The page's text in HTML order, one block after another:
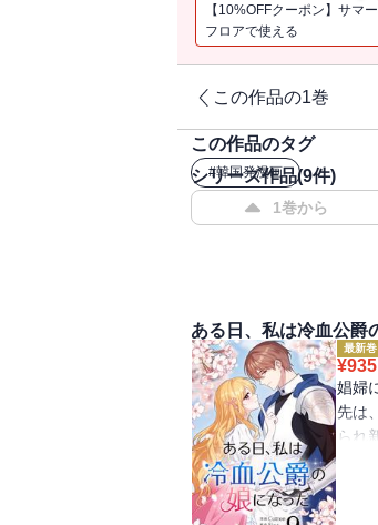
【10%OFFクーポン】サマ
フロアで使える
この作品の1巻
この作品のタグ
#韓国発漫画
シリーズ作品(9件)
1巻から
ある日、私は冷血公爵
最新巻
¥935
娼婦
先は
られ
士